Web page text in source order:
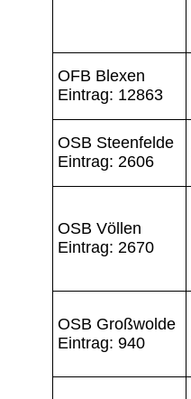
OFB Blexen
Eintrag: 12863
OSB Steenfelde
Eintrag: 2606
OSB Völlen
Eintrag: 2670
OSB Großwolde
Eintrag: 940